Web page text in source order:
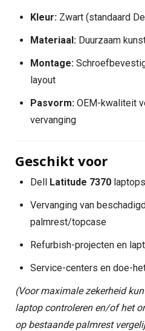
Kleur: Zwart (standaard
Materiaal: Duurzaam
Montage:
layout
Pasvorm: OEM-kwaliteit
vervanging
Geschikt voor
Dell Latitude 7370 laptops
Vervanging van
palmrest/topcase
Refurbish-projecten en
Service-centers en doe-
(Voor maximale zekerheid
laptop controleren en/of het
op bestaande palmrest